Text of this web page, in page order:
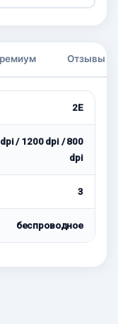
Отзывы
2E
/ 1200 dpi / 800
dpi
3
беспроводное